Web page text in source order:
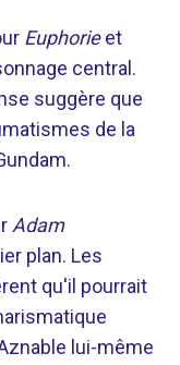
Euphorieet
central.
suggère que
de la
Adam
plan. Les
qu'il pourrait
lui-même